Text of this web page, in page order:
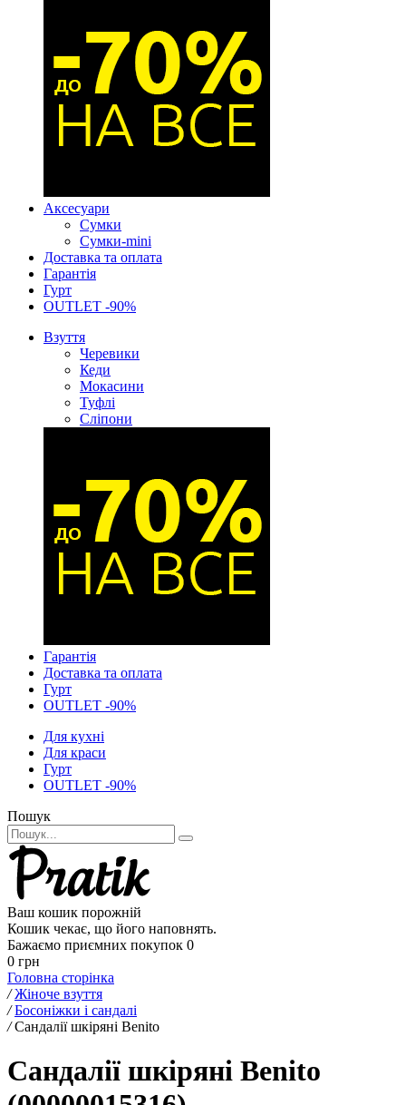
Аксесуари
Сумки
Сумки-mini
Доставка та оплата
Гарантія
Гурт
OUTLET -90%
Взуття
Черевики
Кеди
Мокасини
Туфлі
Сліпони
Гарантія
Доставка та оплата
Гурт
OUTLET -90%
Для кухні
Для краси
Гурт
OUTLET -90%
Пошук
Ваш кошик порожній
Кошик чекає, що його наповнять.
Бажаємо приємних покупок 0
0 грн
Головна сторінка
/ Жіноче взуття
/ Босоніжки і сандалі
/ Сандалії шкіряні Benito
Сандалії шкіряні Benito